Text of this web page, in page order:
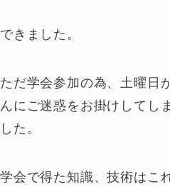
できました。
ただ学会参加の為、土曜日
んにご迷惑をお掛けしてし
した。
学会で得た知識、技術はこ